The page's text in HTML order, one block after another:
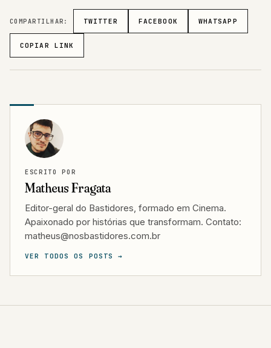
COMPARTILHAR: TWITTER FACEBOOK WHATSAPP
COPIAR LINK
ESCRITO POR
Matheus Fragata
Editor-geral do Bastidores, formado em Cinema.
Apaixonado por histórias que transformam. Contato:
matheus@nosbastidores.com.br
VER TODOS OS POSTS →